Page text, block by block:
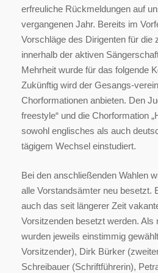
erfreuliche Rückmeldungen auf
vergangenen Jahr. Bereits im
Vorschläge des Dirigenten für die
innerhalb der aktiven
Mehrheit wurde für das folgende
Zukünftig wird der Gesangs-
Chorformationen anbieten. Den
freestyle“ und die Chorformation
sowohl englisches als auch
tägigem Wechsel einstudiert.
Bei den anschließenden Wahlen
alle Vorstandsämter neu besetzt.
auch das seit längerer Zeit
Vorsitzenden besetzt werden. Als
wurden jeweils einstimmig
Vorsitzender), Dirk Bürker
Schreibauer (Schriftführerin),